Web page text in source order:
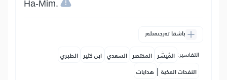
Ha-Mim.
باشقا تەرجىمىلەر
التفاسير: المُيسَّر المختصر السعدي ابن كثير الطبري
النفحات المكية | هدايات